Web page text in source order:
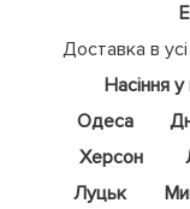
Доставка в усі
Насіння у
Одеса
Херсон
Луцьк